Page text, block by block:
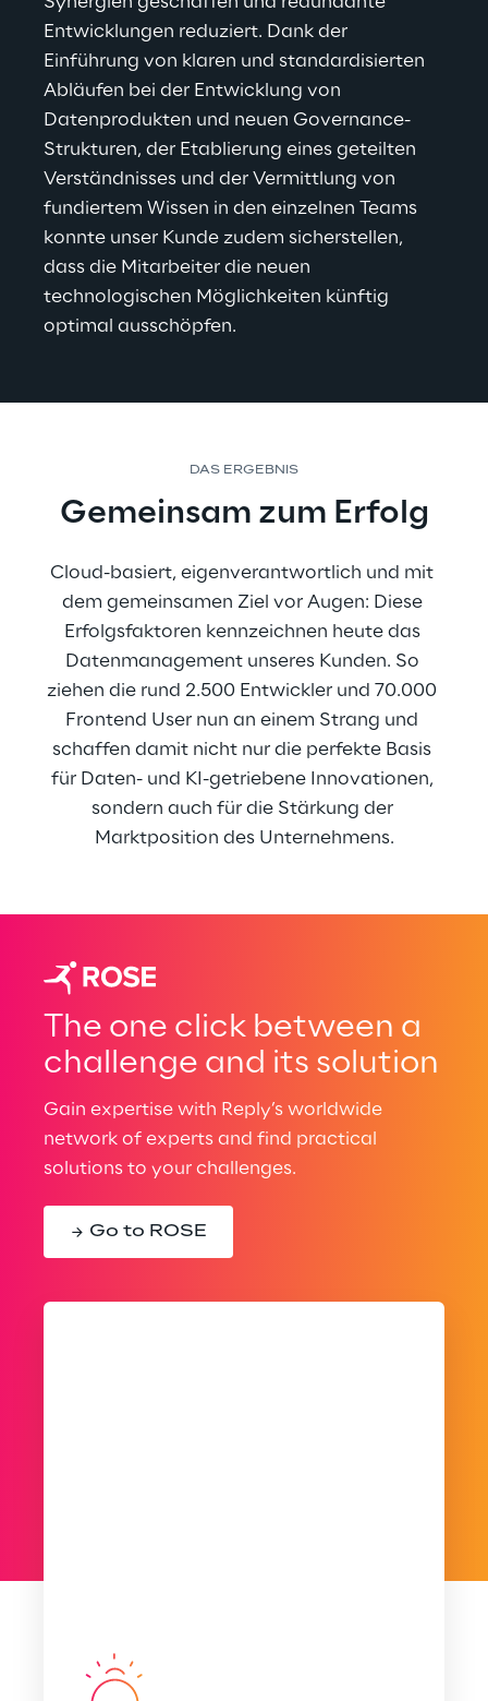
Entwicklungen reduziert. Dank der
Einführung von klaren und standardisierten
Abläufen bei der Entwicklung von
Datenprodukten und neuen Governance-
Strukturen, der Etablierung eines geteilten
Verständnisses und der Vermittlung von
fundiertem Wissen in den einzelnen Teams
konnte unser Kunde zudem sicherstellen,
dass die Mitarbeiter die neuen
technologischen Möglichkeiten künftig
optimal ausschöpfen.
DAS ERGEBNIS
Gemeinsam zum Erfolg
Cloud-basiert, eigenverantwortlich und mit
dem gemeinsamen Ziel vor Augen: Diese
Erfolgsfaktoren kennzeichnen heute das
Datenmanagement unseres Kunden. So
ziehen die rund 2.500 Entwickler und 70.000
Frontend User nun an einem Strang und
schaffen damit nicht nur die perfekte Basis
für Daten- und KI-getriebene Innovationen,
sondern auch für die Stärkung der
Marktposition des Unternehmens.
The one click between a
challenge and its solution
Gain expertise with Reply’s worldwide
network of experts and find practical
solutions to your challenges.
Go to ROSE